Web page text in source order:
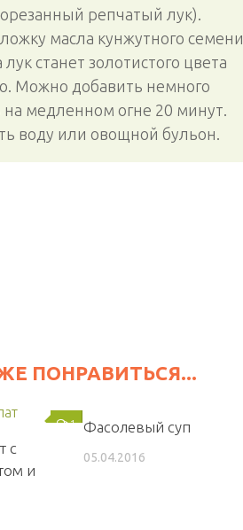
репчатый лук).
масла кунжутного семени
станет золотистого цвета
Можно добавить немного
медленном огне 20 минут.
воду или овощной бульон.
ПОНРАВИТЬСЯ...
1
с
и
Фасолевый суп
05.04.2016